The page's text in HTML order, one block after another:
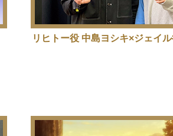
リヒトー役 中島ヨシキ×ジェイ